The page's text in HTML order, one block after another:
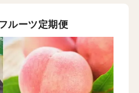
ルーツ定期便